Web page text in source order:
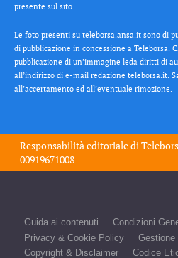
presente sul sito.
Le foto presenti su teleborsa.ansa.it sono di
di pubblicazione in concessione a Teleborsa.
pubblicazione di un’immagine leda diritti di
all’indirizzo di e-mail redazione teleborsa.it.
all’accertamento ed all’eventuale rimozione.
Responsabilità editoriale di
00919671008
Guida ai contenuti Condizioni
Privacy & Cookie Policy
Gestione
Copyright & Disclaimer
Codice